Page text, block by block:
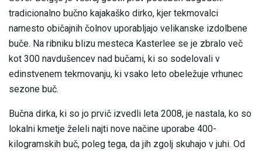
tradicionalno bučno kajakaško dirko, kjer tekmovalci
namesto običajnih čolnov uporabljajo velikanske izdolbene
buče. Na ribniku blizu mesteca Kasterlee se je zbralo več
kot 300 navdušencev nad bučami, ki so sodelovali v
edinstvenem tekmovanju, ki vsako leto obeležuje vrhunec
sezone buč.
Bučna dirka, ki so jo prvič izvedli leta 2008, je nastala, ko so
lokalni kmetje želeli najti nove načine uporabe 400-
kilogramskih buč, poleg tega, da jih zgolj skuhajo v juhi. Od